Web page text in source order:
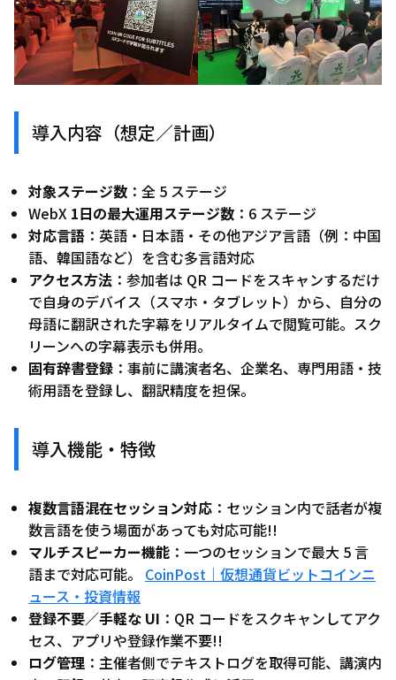
導入内容（想定／計画）
対象ステージ数 ：全 5 ステージ
WebX 1日の最大運用ステージ数 ：6 ステージ
対応言語 ：英語・日本語・その他アジア言語（例：中国
語、韓国語など）を含む多言語対応
アクセス方法 ：参加者は QR コードをスキャンするだけ
で自身のデバイス（スマホ・タブレット）から、自分の
母語に翻訳された字幕をリアルタイムで閲覧可能。スク
リーンへの字幕表示も併用。
固有辞書登録 ：事前に講演者名、企業名、専門用語・技
術用語を登録し、翻訳精度を担保。
導入機能・特徴
複数言語混在セッション対応 ：セッション内で話者が複
数言語を使う場面があっても対応可能!!
マルチスピーカー機能 ：一つのセッションで最大 5 言
語まで対応可能。 CoinPost｜仮想通貨ビットコインニ
ュース・投資情報
登録不要／手軽な UI ：QR コードをスクキャンしてアク
セス、アプリや登録作業不要!!
ログ管理 ：主催者側でテキストログを取得可能、講演内